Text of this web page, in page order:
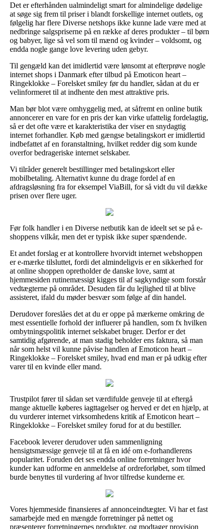
Det er efterhånden ualmindeligt smart for almindelige dødelige
at søge sig frem til priser i blandt forskellige internet outlets, og
følgelig har flere Diverse netshops ikke kunne lade være med at
nedbringe salgspriserne på en række af deres produkter – til børn
og babyer, lige så vel som til mænd og kvinder – voldsomt, og
endda nogle gange love levering uden gebyr.
Til gengæld kan det imidlertid være lønsomt at efterprøve nogle
internet shops i Danmark efter tilbud på Emoticon heart –
Ringeklokke – Forelsket smiley før du handler, sådan at du er
velinformeret til at indhente den mest attraktive pris.
Man bør blot være omhyggelig med, at såfremt en online butik
annoncerer en vare for en pris der kan virke ufattelig fordelagtig,
så er det ofte være et karakteristika der viser en snydagtig
internet forhandler. Køb med gængse betalingskort er imidlertid
indbefattet af en foranstaltning, hvilket redder dig som kunde
overfor bedrageriske internet selskaber.
Vi tilråder generelt bestillinger med betalingskort eller
mobilbetaling. Alternativt kunne du drage fordel af en
afdragsløsning fra for eksempel ViaBill, for så vidt du vil dække
prisen over flere uger.
Før folk handler i en Diverse netbutik kan de ideelt set se på e-
shoppens vilkår, men det er typisk ikke super spændende.
Et andet forslag er at kontrollere hvorvidt internet webshoppen
er e-mærke tilsluttet, fordi det almindeligvis er en sikkerhed for
at online shoppen opretholder de danske love, samt at
hjemmesiden rutinemæssigt kigges til af sagkyndige som forstår
vedtægterne på området. Desuden får du lejlighed til at blive
assisteret, ifald du møder besvær som følge af din handel.
Derudover foreslåes det at du er oppe på mærkerne omkring de
mest essentielle forhold der influerer på handlen, som fx hvilken
ombytningspolitik internet selskabet bruger. Derfor er det
samtidig afgørende, at man stadig beholder ens faktura, så man
når som helst vil kunne påvise handlen af Emoticon heart –
Ringeklokke – Forelsket smiley, hvad end man er på udkig efter
varer til en kvinde eller mand.
Trustpilot fører til sådan set værdifulde genveje til at eftergå
mange aktuelle køberes iagttagelser og herved er det en hjælp, at
du vurderer internet virksomhedens kritik af Emoticon heart –
Ringeklokke – Forelsket smiley forud for at du bestiller.
Facebook leverer derudover uden sammenligning
hensigtsmæssige genveje til at få en idé om e-forhandlerens
popularitet. Foruden det ses endda online forretninger hvor
kunder kan udforme en anmeldelse af ordreforløbet, som tilmed
burde benyttes til vurdering af hvor tilfredse kunderne er.
Vores hjemmeside finansieres af annonceindtægter. Vi har et fast
samarbejde med en mængde forretninger på nettet og
præsenterer forretningernes produkter, og modtager provision